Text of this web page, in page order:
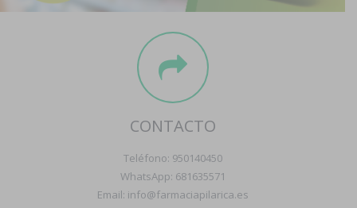
Boletín
CONTACTO
Teléfono: 950140450
WhatsApp: 681635571
Email: info@farmaciapilarica.es